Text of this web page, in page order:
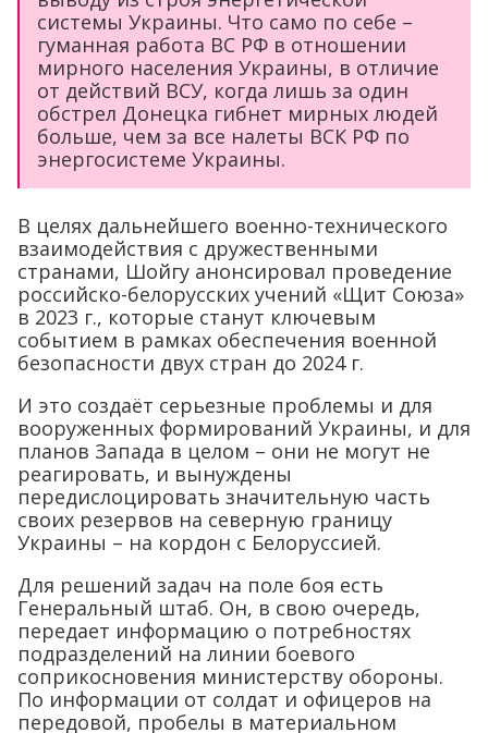
системы Украины. Что само по себе –
гуманная работа ВС РФ в отношении
мирного населения Украины, в отличие
от действий ВСУ, когда лишь за один
обстрел Донецка гибнет мирных людей
больше, чем за все налеты ВСК РФ по
энергосистеме Украины.
В целях дальнейшего военно-технического
взаимодействия с дружественными
странами, Шойгу анонсировал проведение
российско-белорусских учений «Щит Союза»
в 2023 г., которые станут ключевым
событием в рамках обеспечения военной
безопасности двух стран до 2024 г.
И это создаёт серьезные проблемы и для
вооруженных формирований Украины, и для
планов Запада в целом – они не могут не
реагировать, и вынуждены
передислоцировать значительную часть
своих резервов на северную границу
Украины – на кордон с Белоруссией.
Для решений задач на поле боя есть
Генеральный штаб. Он, в свою очередь,
передает информацию о потребностях
подразделений на линии боевого
соприкосновения министерству обороны.
По информации от солдат и офицеров на
передовой, пробелы в материальном